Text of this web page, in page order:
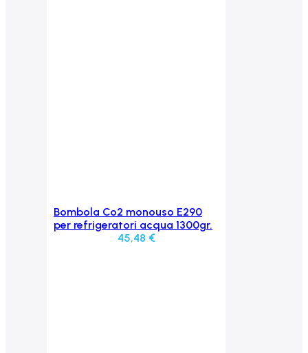
Aggiungi al carrello
Bombola Co2 monouso E290
per refrigeratori acqua 1300gr.
45,48 €